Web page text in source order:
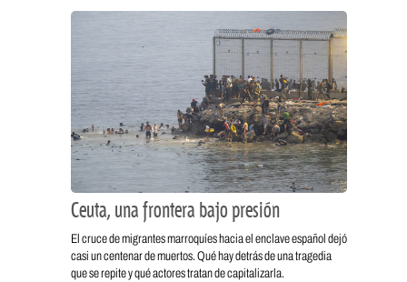
Ceuta, una frontera bajo presión
El cruce de migrantes marroquíes hacia el enclave español dejó
casi un centenar de muertos. Qué hay detrás de una tragedia
que se repite y qué actores tratan de capitalizarla.